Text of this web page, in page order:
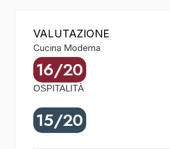
VALUTAZIONE
Cucina Moderna
16/20
OSPITALITÀ
15/20